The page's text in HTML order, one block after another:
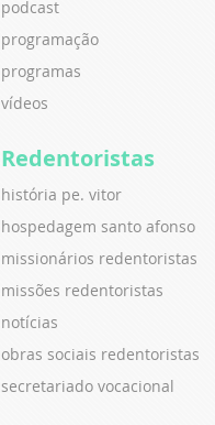
podcast
programação
programas
vídeos
Redentoristas
história pe. vitor
hospedagem santo afonso
missionários redentoristas
missões redentoristas
notícias
obras sociais redentoristas
secretariado vocacional